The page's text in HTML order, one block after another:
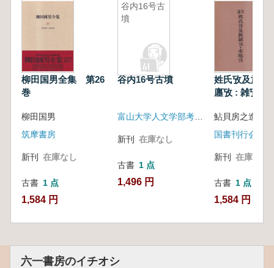
柳田国男全集 第26
巻
柳田国男
筑摩書房
新刊 在庫なし
古書 1 点
1,584 円
谷内16号古
墳
谷内16号古墳
新刊 在庫なし
古書 1 点
1,496 円
姓氏攷及族制
廛攷 : 雑攷 (
鮎貝房之進 著
国書刊行会
新刊 在庫なし
古書 1 点
1,584 円
六一書房のイチオシ